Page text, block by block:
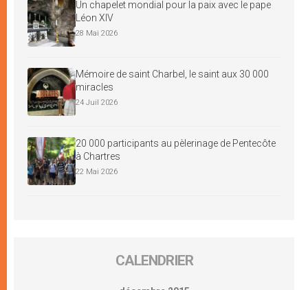
Un chapelet mondial pour la paix avec le pape
Léon XIV
28 Mai 2026
Mémoire de saint Charbel, le saint aux 30 000
miracles
24 Juil 2026
20 000 participants au pèlerinage de Pentecôte
à Chartres
22 Mai 2026
CALENDRIER